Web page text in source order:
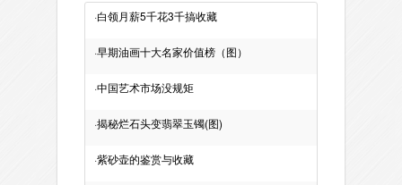
·白领月薪5千花3千搞收藏
·早期油画十大名家价值榜（图）
·中国艺术市场没规矩
·揭秘烂石头变翡翠玉镯(图)
·紫砂壶的鉴赏与收藏